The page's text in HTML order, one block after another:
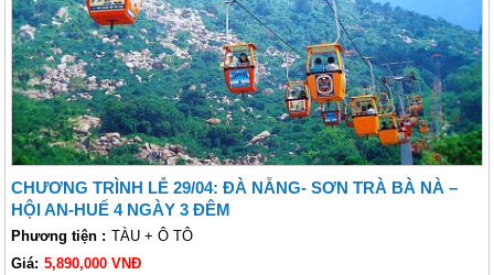
cùng đồng hành với quý khách, cùng tận hưởng những giây phút tuyệt
vời của kì nghỉ hè lần này.
CHƯƠNG TRÌNH LỄ 29/04: ĐÀ NẴNG- SƠN TRÀ BÀ NÀ –
HỘI AN-HUẾ 4 NGÀY 3 ĐÊM
Phương tiện : TÀU + Ô TÔ
Giá: 5,890,000 VNĐ